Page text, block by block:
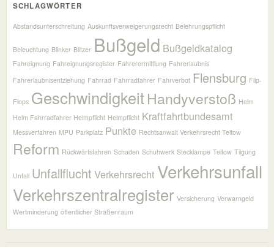
SCHLAGWÖRTER
Abstandsunterschreitung Auskunftsverweigerungsrecht Belehrungspflicht
Beleuchtung Blinker Blitzer Bußgeld Bußgeldkatalog
Fahreignung Fahreignungsregister Fahrerermittlung Fahrerlaubnis
Fahrerlaubnisentziehung Fahrrad Fahrradfahrer Fahrverbot Flensburg Flip-
Flops GeschwindigkeitHandyverstoß Helm
Helm Fahrradfahrer Helmpflicht Helmpflicht Kraftfahrtbundesamt
Messverfahren MPU Parkplatz Punkte Rechtsanwalt Verkehrsrecht Teltow
Reform Rückwärtsfahren Schaden Schuhwerk Stecklampe Teltow Tilgung
Unfall Unfallflucht Verkehrsrecht Verkehrsunfall
Verkehrszentralregister Versicherung Verwarngeld
Wertminderung öffentlicher Straßenraum